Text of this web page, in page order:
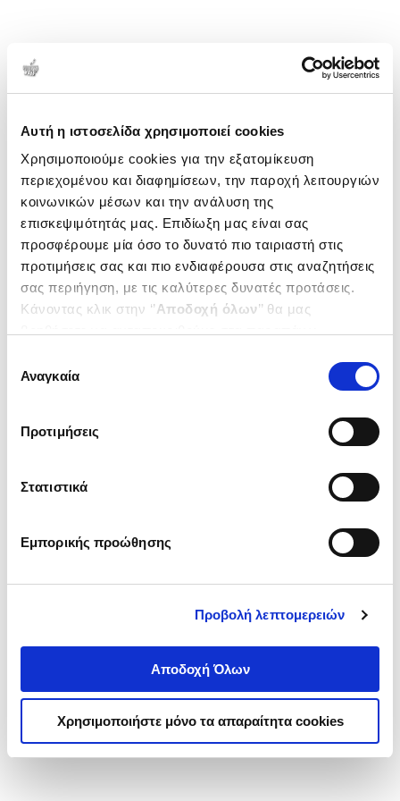
Αυτή η ιστοσελίδα χρησιμοποιεί cookies
Χρησιμοποιούμε cookies για την εξατομίκευση
περιεχομένου και διαφημίσεων, την παροχή λειτουργιών
κοινωνικών μέσων και την ανάλυση της
επισκεψιμότητάς μας. Επιδίωξη μας είναι σας
προσφέρουμε μία όσο το δυνατό πιο ταιριαστή στις
προτιμήσεις σας και πιο ενδιαφέρουσα στις αναζητήσεις
σας περιήγηση, με τις καλύτερες δυνατές προτάσεις.
Κάνοντας κλικ στην ‘’Αποδοχή όλων’’ θα μας
ενδιαφέρουν και να επιλέξετε από τα παρακάτω με την
΄΄και να ενημερωθείτε σχετικά με
συγκατάθεσης
Αναγκαία
Προτιμήσεις
Στατιστικά
Εμπορικής προώθησης
Προβολή λεπτομερειών
Αποδοχή Όλων
Χρησιμοποιήστε μόνο τα απαραίτητα cookies